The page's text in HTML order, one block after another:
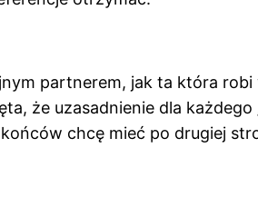
partnerem, jak ta która
że uzasadnienie dla
chcę mieć po drugiej